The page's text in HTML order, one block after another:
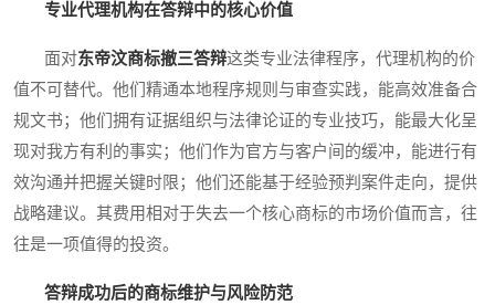
专业代理机构在答辩中的核心价值
面对东帝汶商标撤三答辩这类专业法律程序，代理机构的价
值不可替代。他们精通本地程序规则与审查实践，能高效准备合
规文书；他们拥有证据组织与法律论证的专业技巧，能最大化呈
现对我方有利的事实；他们作为官方与客户间的缓冲，能进行有
效沟通并把握关键时限；他们还能基于经验预判案件走向，提供
战略建议。其费用相对于失去一个核心商标的市场价值而言，往
往是一项值得的投资。
答辩成功后的商标维护与风险防范